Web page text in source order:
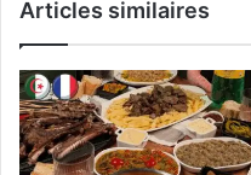
v
t
i
s
s
e
i
t
a
n
Articles similaires